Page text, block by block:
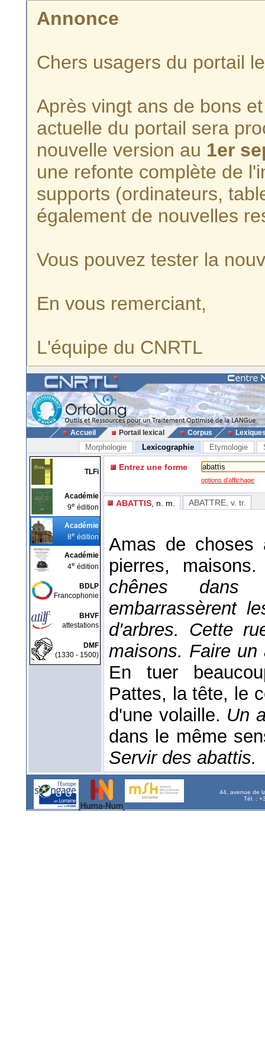
Annonce
Chers usagers du portail
Après vingt ans de bons
actuelle du portail sera
nouvelle version au 1er
une refonte complète de
supports (ordinateurs,
également de nouvelles
Vous pouvez tester la
En vous remerciant,
L'équipe du CNRTL
Accueil Portail lexical Corpus
Morphologie Lexicographie Etymologie
TLFi
Académie
9e édition
Académie
8e édition
Académie
4e édition
BDLP
Francophonie
BHVF
attestations
DMF
(1330 - 1500)
Entrez une forme
options d'affichage
ABATTIS , n. m. ABATTRE, v. tr.
Amas de choses
pierres,
chênes
embarrassèrent
d'arbres. Cette
maisons. Faire un
En tuer
Pattes, la tête, le
d'une volaille. Un
dans le même
Servir des abattis.
44, avenue de
Tél. :